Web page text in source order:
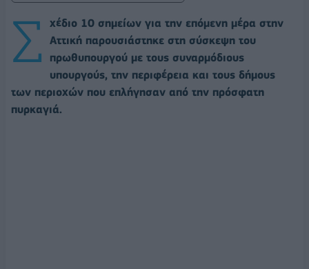
Σ
χέδιο 10 σημείων για την επόμενη μέρα στην
Αττική παρουσιάστηκε στη σύσκεψη του
πρωθυπουργού με τους συναρμόδιους
υπουργούς, την περιφέρεια και τους δήμους
των περιοχών που επλήγησαν από την πρόσφατη
πυρκαγιά.